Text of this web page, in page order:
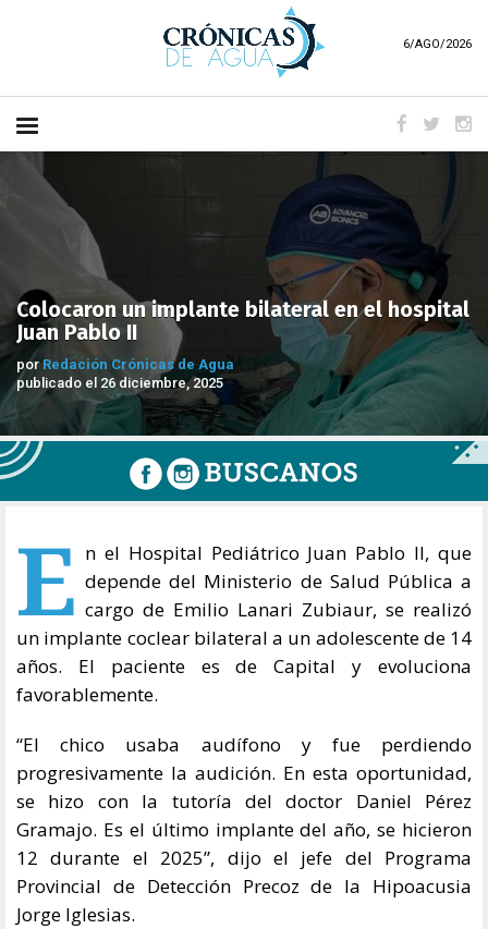
6/AGO/2026
Colocaron un implante bilateral en el hospital
Juan Pablo II
por Redación Crónicas de Agua
publicado el 26 diciembre, 2025
E n el Hospital Pediátrico Juan Pablo II, que
depende del Ministerio de Salud Pública a
cargo de Emilio Lanari Zubiaur, se realizó
un implante coclear bilateral a un adolescente de 14
años. El paciente es de Capital y evoluciona
favorablemente.
“El chico usaba audífono y fue perdiendo
progresivamente la audición. En esta oportunidad,
se hizo con la tutoría del doctor Daniel Pérez
Gramajo. Es el último implante del año, se hicieron
12 durante el 2025”, dijo el jefe del Programa
Provincial de Detección Precoz de la Hipoacusia
Jorge Iglesias.